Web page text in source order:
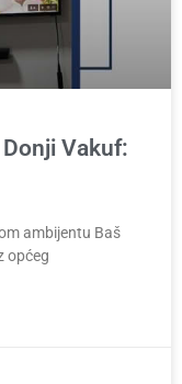
Vakuf:
ambijentu Baš
općeg